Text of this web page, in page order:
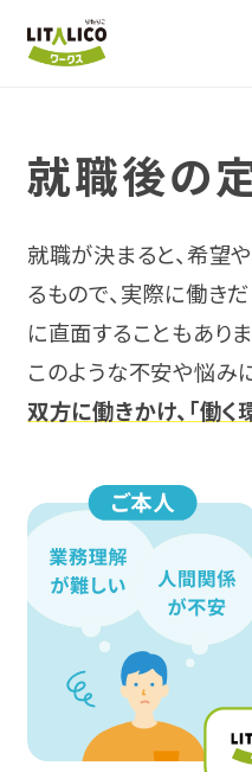
よくわかる！就労
サービス紹介
障害のある方の就
事業所を探す
お役立ちコラム・
お役立ち仕事コラム
相談会・イベントに
受付時間
無料
就職後の
就職が決まると、希望
るもので、実際に働き
に直面することもありま
このような不安や悩み
双方に働きかけ、「働く